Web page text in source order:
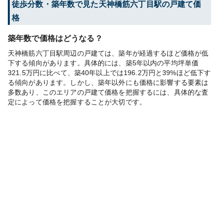
徒歩分数・築年数で見た天神橋筋六丁目駅の戸建て価
格
築年数で価格はどうなる？
天神橋筋六丁目駅周辺の戸建ては、築年が経過するほど価格が低
下する傾向があります。具体的には、築5年以内の平均坪単価
321.5万円に比べて、築40年以上では196.2万円と39%ほど低下す
る傾向があります。しかし、築年以外にも価格に影響する要素は
多数あり、このエリアの戸建て価格を把握するには、具体的な査
定によって価格を把握することが大切です。